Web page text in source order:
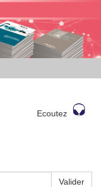
Ecoutez
Valider